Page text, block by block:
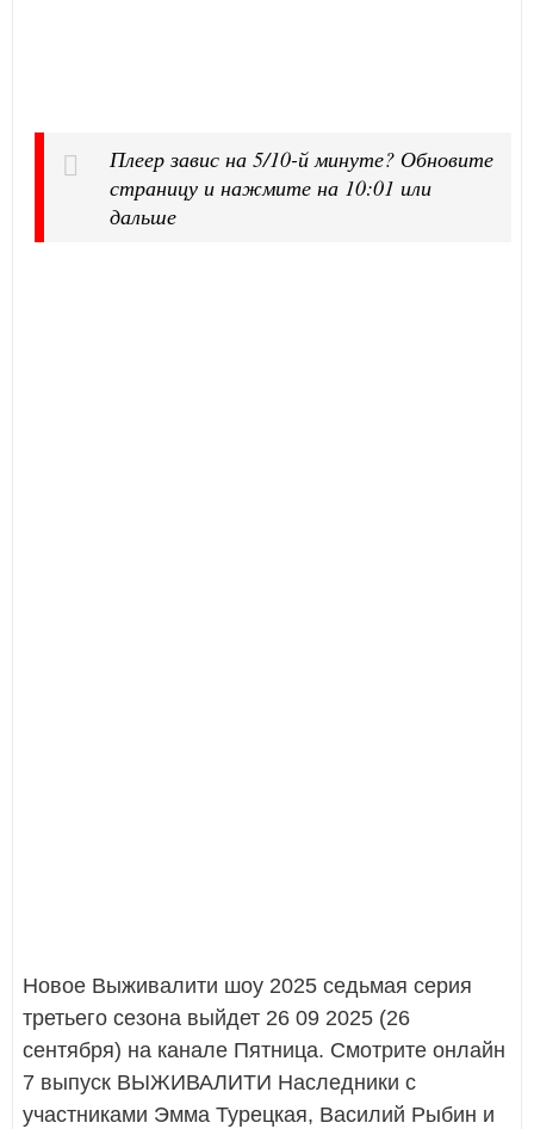
Плеер завис на 5/10-й минуте? Обновите
страницу и нажмите на 10:01 или
дальше
Новое Выживалити шоу 2025 седьмая серия
третьего сезона выйдет 26 09 2025 (26
сентября) на канале Пятница. Смотрите онлайн
7 выпуск ВЫЖИВАЛИТИ Наследники с
участниками Эмма Турецкая, Василий Рыбин и